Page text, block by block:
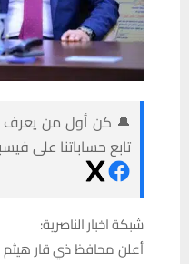
🔔 كن أول من يعرف
تابع حساباتنا على
شبكة اخبار الناصرية:
أعلن محافظ ذي قار